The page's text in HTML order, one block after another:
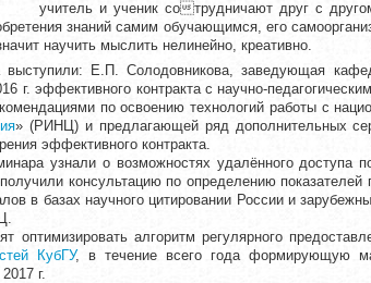
учитель и ученик сотрудничают друг с
знаний самим обучающимся, его
научить мыслить нелинейно, креативно.
выступили: Е.П. Солодовникова, заведующая
г. эффективного контракта с научно-
по освоению технологий работы с
» (РИНЦ) и предлагающей ряд дополнительных
эффективного контракта.
узнали о возможностях удалённого доступа
консультацию по определению показателей
в базах научного цитировании России и
оптимизировать алгоритм регулярного
КубГУ, в течение всего года формирующую
г.